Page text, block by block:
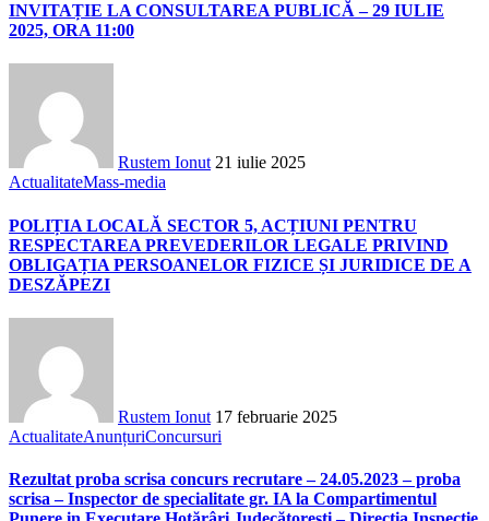
INVITAȚIE LA CONSULTAREA PUBLICĂ – 29 IULIE
2025, ORA 11:00
Rustem Ionut 21 iulie 2025
ActualitateMass-media
POLIȚIA LOCALĂ SECTOR 5, ACȚIUNI PENTRU
RESPECTAREA PREVEDERILOR LEGALE PRIVIND
OBLIGAȚIA PERSOANELOR FIZICE ȘI JURIDICE DE A
DESZĂPEZI
Rustem Ionut 17 februarie 2025
ActualitateAnunțuriConcursuri
Rezultat proba scrisa concurs recrutare – 24.05.2023 – proba
scrisa – Inspector de specialitate gr. IA la Compartimentul